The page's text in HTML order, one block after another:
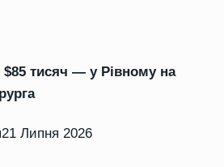
тисяч — у Рівному на
21 Липня 2026